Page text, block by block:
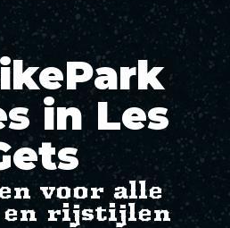
in Les
voor alle
en rijstijlen